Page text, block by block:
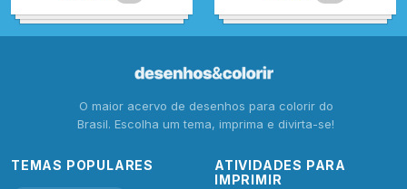
O maior acervo de desenhos para colorir do
Brasil. Escolha um tema, imprima e divirta-se!
TEMAS POPULARES
ATIVIDADES PARA
IMPRIMIR